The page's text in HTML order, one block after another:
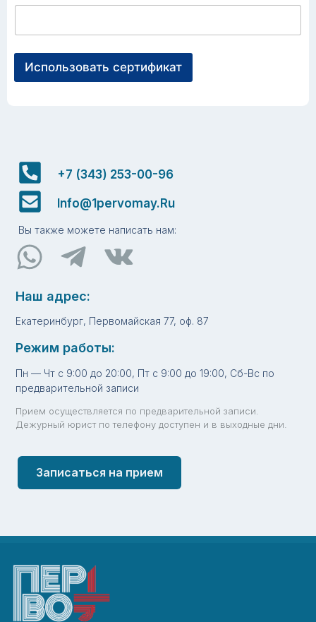
Использовать сертификат
+7 (343) 253-00-96
Info@1pervomay.ru
Вы также можете написать нам:
Наш адрес:
Екатеринбург, Первомайская 77, оф. 87
Режим работы:
Пн — Чт с 9:00 до 20:00, Пт с 9:00 до 19:00, Сб-Вс по
предварительной записи
Прием осуществляется по предварительной записи.
Дежурный юрист по телефону доступен и в выходные дни.
Записаться на прием